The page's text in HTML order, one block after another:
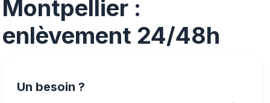
Montpellier :
enlèvement 24/48h
Un besoin ?